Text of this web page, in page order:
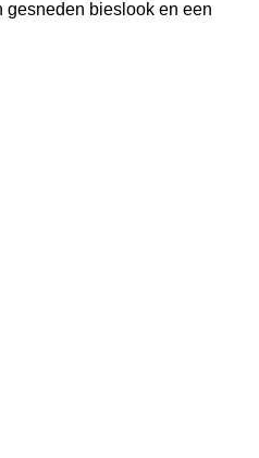
gesneden bieslook en een